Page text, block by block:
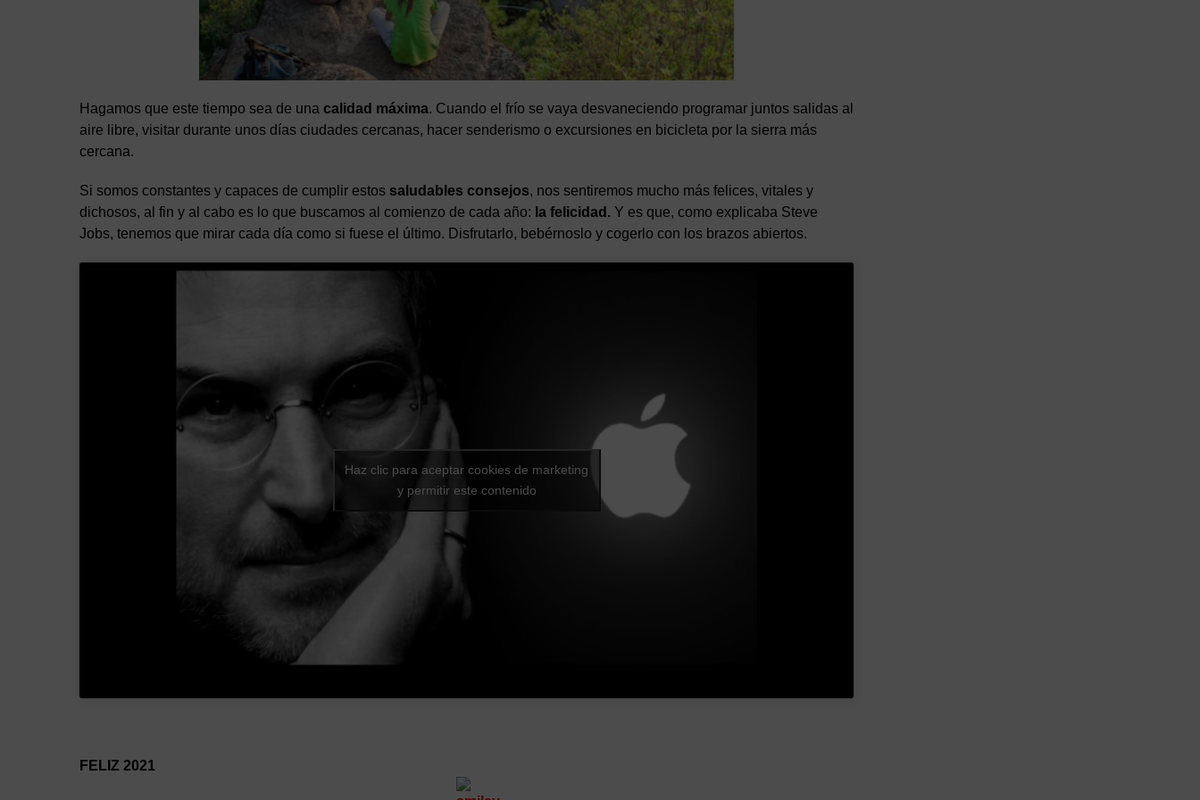
Hagamos que este tiempo sea de una calidad máxima. Cuando el frío se vaya desvaneciendo programar juntos salidas al
aire libre, visitar durante unos días ciudades cercanas, hacer senderismo o excursiones en bicicleta por la sierra más
cercana.
Si somos constantes y capaces de cumplir estos saludables consejos, nos sentiremos mucho más felices, vitales y
dichosos, al fin y al cabo es lo que buscamos al comienzo de cada año: la felicidad. Y es que, como explicaba Steve
Jobs, tenemos que mirar cada día como si fuese el último. Disfrutarlo, bebérnoslo y cogerlo con los brazos abiertos.
Haz clic para aceptar cookies de marketing
y permitir este contenido
FELIZ 2021